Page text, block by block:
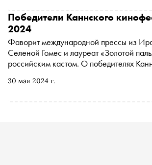
30 мая 2024 г.
Победители Каннского
2024
Фаворит международной прессы из
Селеной Гомес и лауреат «Золотой
российским кастом. О победителях